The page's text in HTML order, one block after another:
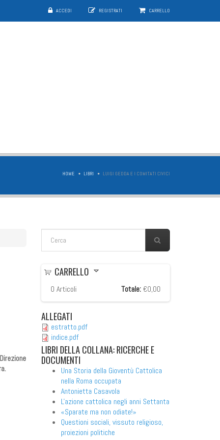
ACCEDI REGISTRATI CARRELLO
HOME LIBRI LUIGI GEDDA E I COMITATI CIVICI
FORM DI RICERCA
CARRELLO
0 Articoli Totale: €0,00
ALLEGATI
estratto.pdf
indice.pdf
LIBRI DELLA COLLANA: RICERCHE E
DOCUMENTI
Una Storia della Gioventù Cattolica
nella Roma occupata
Antonietta Casavola
L'azione cattolica negli anni Settanta
«Sparate ma non odiate!»
Questioni sociali, vissuto religioso,
proiezioni politiche